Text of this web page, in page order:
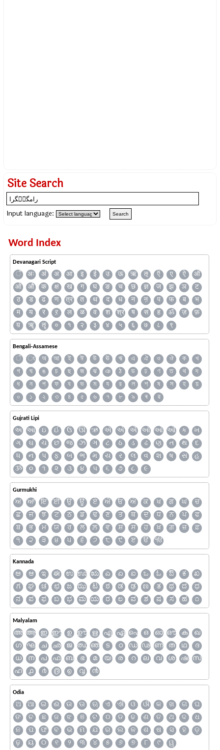
Site Search
Input language:
Word Index
Devanagari Script
ँ अः अं अ आ इ ई उ ऊ ऋ ऌ ऍ ए ऐ
ऑ
ओ
औ क क्ष ख ग घ ङ च छ ज्ञ ज झ ञ
ट
ठ
ड ढ ण त्र त थ द ध न ऩ प फ ब
भ
म
य र ऱ ल ळ व श श्र ष स ह ॐ ज़
फ़
य़
ॠ ॡ ० १ २ ३ ४ ५ ६ ७ ८ ९
Bengali-Assamese
ঁ ং অ আ ই ঈ উ ঊ ঋ এ ঐ ও ঔ ক
খ
গ
ঘ ঙ চ ছ জ ঝ ঞ ঠ ড ঢ ণ ত থ
দ
ধ
ন প ফ ব ভ ম য র ল শ ষ স হ
য়
০
১ ২ ৩ ৪ ৫ ৬ ৭ ৮ ৯ ৰ ৱ
Gujrati Lipi
અ આ ઇ ઈ ઉ ઊ ઋ ઍ એ ઐ ઑ ઓ ઔ ક
ખ
ગ
ઘ ચ છ જ ઝ ઞ ટ ઠ ડ ઢ ણ ત થ
દ
ધ
ન પ ફ બ ભ મ ય ર લ વ શ ષ સ
હ
ૐ
૦ ૧ ૨ ૩ ૪ ૫ ૬ ૭ ૮ ૯
Gurmukhi
ਅ ਆ ਇ ਈ ਉ ਊ ਏ ਐ ਓ ਔ ਕ ਖ ਗ ਘ
ਚ
ਛ
ਜ ਝ ਟ ਠ ਡ ਢ ਣ ਤ ਥ ਦ ਧ ਨ ਪ
ਫ
ਬ
ਭ ਮ ਯ ਰ ਲ ਲ਼ ਵ ਸ਼ ਸ ਹ ਖ਼ ਗ਼ ਜ਼
ਫ਼
੧
੨ ੩ ੪ ੫ ੬ ੭ ੮ ੯ ੲ ੳ ੴ
Kannada
ಅ ಆ ಇ ಈ ಉ ಊ ಋ ಎ ಏ ಐ ಒ ಓ ಔ ಕ
ಖ
ಗ
ಘ ಚ ಛ ಜ ಝ ಟ ಠ ಡ ಢ ಣ ತ ಥ ದ
ಧ
ನ
ಪ ಫ ಬ ಭ ಮ ಯ ರ ಲ ವ ಶ ಷ ಸ ಹ ೧
Malyalam
അ ആ ഇ ഈ ഉ ഊ ഋ എ ഏ ഐ ഒ ഓ ഔ ക
ഖ
ഗ
ഘ ച ഛ ജ ഝ ഞ ട ഠ ഡ ഢ ണ ത ഥ
ദ
ധ
ന പ ഫ ബ ഭ മ യ ര റ ല വ ശ ഷ
സ
ഹ
൧ ൪ ൫ ൭ ൮ ൯
Odia
ଅ ଆ ଇ ଈ ଉ ଊ ଋ ଏ ଐ ଓ ଔ କ ଖ ଗ
ଘ
ଙ
ଚ ଛ ଜ ଝ ଞ ଟ ଠ ଡ ଢ ଣ ତ ଥ ଦ
ଧ
ନ
ପ ଫ ବ ଭ ମ ଯ ର ଲ ଳ ଶ ଷ ସ ହ
ଡ଼
ଢ଼
ୟ ୦ ୧ ୨ ୩ ୪ ୫ ୬ ୭ ୮ ୯ ୱ